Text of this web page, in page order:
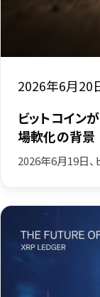
2026年6月20
ビットコイン
場軟化の背景
2026年6月19日